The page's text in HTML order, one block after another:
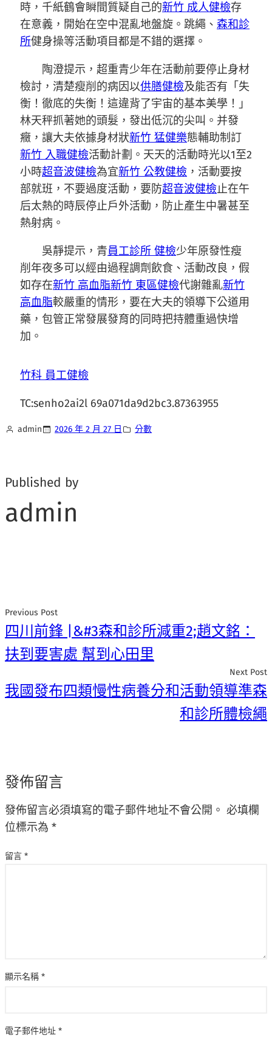
時，千紙鶴會瞬間質疑自己的新竹 成人健檢存
在意義，開始在空中混亂地盤旋。跳繩、 森和診
所健身操等活動項目都是不錯的選擇。
陶澄提示，超重青少年在活動前要停止身材
檢討，清楚瘦削的病因以供膳健檢及能否有「失
衡！徹底的失衡！這違背了宇宙的基本美學！」
林天秤抓著她的頭髮，發出低沉的尖叫。并發
癥，讓大夫依據身材狀新竹 猛健樂態輔助制訂
新竹 入職健檢活動計劃。天天的活動時光以1至2
小時超音波健檢為宜新竹 公教健檢 ，活動要按
部就班，不要過度活動，要防超音波健檢止在午
后太熱的時辰停止戶外活動，防止產生中暑甚至
熱射病。
吳靜提示，青員工診所 健檢少年原發性瘦
削年夜多可以經由過程調劑飲食、活動改良，假
如存在新竹 高血脂新竹 東區健檢代謝雜亂新竹
高血脂較嚴重的情形，要在大夫的領導下公道用
藥，包管正常發展發育的同時把持體重過快增
加。
竹科 員工健檢
TC:senho2ai2l 69a071da9d2bc3.87363955
admin 2026 年 2 月 27 日 分數
Published by
admin
Previous Post
四川前鋒 |&#3森和診所減重2;趙文銘：
扶到要害處 幫到心田里
Next Post
我國發布四類慢性病養分和活動領導準森
和診所體檢繩
發佈留言
發佈留言必須填寫的電子郵件地址不會公開。 必填欄
位標示為 *
留言 *
顯示名稱 *
電子郵件地址 *